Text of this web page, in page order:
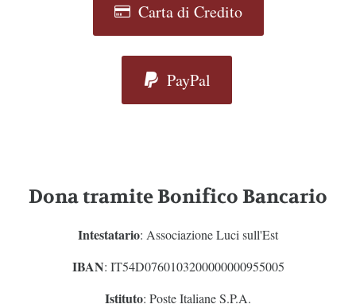
Carta di Credito
PayPal
Dona tramite Bonifico Bancario
Intestatario: Associazione Luci sull'Est
IBAN: IT54D0760103200000000955005
Istituto: Poste Italiane S.P.A.